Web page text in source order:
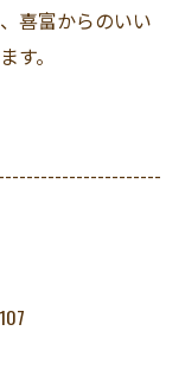
喜富からのいい
す。